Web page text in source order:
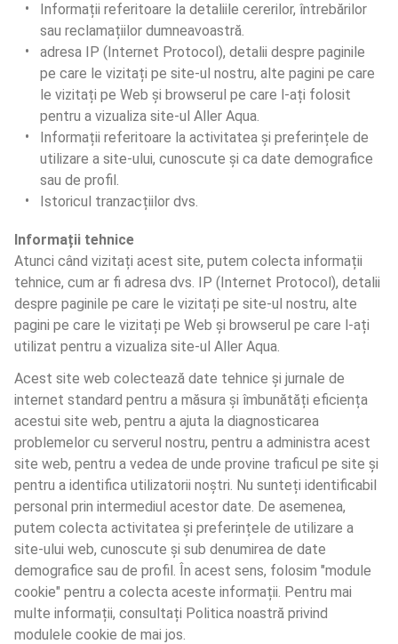
Informații referitoare la detaliile cererilor, întrebărilor
sau reclamațiilor dumneavoastră.
adresa IP (Internet Protocol), detalii despre paginile
pe care le vizitați pe site-ul nostru, alte pagini pe care
le vizitați pe Web și browserul pe care l-ați folosit
pentru a vizualiza site-ul Aller Aqua.
Informații referitoare la activitatea și preferințele de
utilizare a site-ului, cunoscute și ca date demografice
sau de profil.
Istoricul tranzacțiilor dvs.
Informații tehnice
Atunci când vizitați acest site, putem colecta informații
tehnice, cum ar fi adresa dvs. IP (Internet Protocol), detalii
despre paginile pe care le vizitați pe site-ul nostru, alte
pagini pe care le vizitați pe Web și browserul pe care l-ați
utilizat pentru a vizualiza site-ul Aller Aqua.
Acest site web colectează date tehnice și jurnale de
internet standard pentru a măsura și îmbunătăți eficiența
acestui site web, pentru a ajuta la diagnosticarea
problemelor cu serverul nostru, pentru a administra acest
site web, pentru a vedea de unde provine traficul pe site și
pentru a identifica utilizatorii noștri. Nu sunteți identificabil
personal prin intermediul acestor date. De asemenea,
putem colecta activitatea și preferințele de utilizare a
site-ului web, cunoscute și sub denumirea de date
demografice sau de profil. În acest sens, folosim "module
cookie" pentru a colecta aceste informații. Pentru mai
multe informații, consultați Politica noastră privind
modulele cookie de mai jos.